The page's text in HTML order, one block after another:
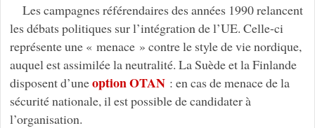
Les campagnes référendaires des années 1990 relancent
les débats politiques sur l’intégration de l’UE. Celle-ci
représente une « menace » contre le style de vie nordique,
auquel est assimilée la neutralité. La Suède et la Finlande
disposent d’uneoption OTAN: en cas de menace de la
sécurité nationale, il est possible de candidater à
l’organisation.